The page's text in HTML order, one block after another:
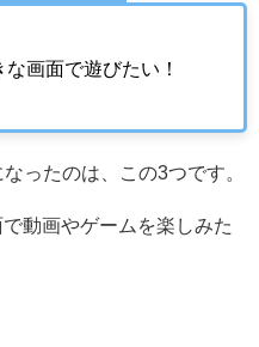
画面で遊びたい！
ったのは、この3つです。
動画やゲームを楽しみた